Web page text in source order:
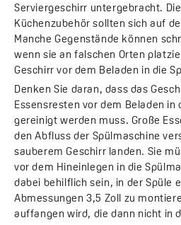
Serviergeschirr untergebracht.
Küchenzubehör sollten sich auf
Manche Gegenstände können
wenn sie an falschen Orten
Geschirr vor dem Beladen in die
Denken Sie daran, dass das
Essensresten vor dem Beladen in
gereinigt werden muss. Große
den Abfluss der Spülmaschine
sauberem Geschirr landen. Sie
vor dem Hineinlegen in die
dabei behilflich sein, in der Spüle
Abmessungen 3,5 Zoll zu
auffangen wird, die dann nicht in